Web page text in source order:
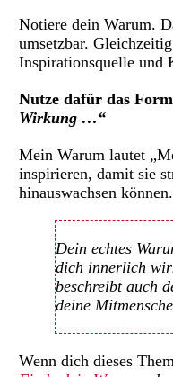
Notiere dein Warum.
umsetzbar.
Inspirationsquelle und
Nutze dafür das
Wirkung …“
Mein Warum lautet
inspirieren, damit sie
hinauswachsen
Dein echtes
dich innerlich
beschreibt auch
deine
Wenn dich dieses